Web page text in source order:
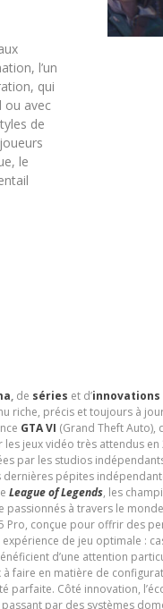
l’un
qui
ou avec
de
le
,de séries et d’innovations
riche, précis et toujours à
GTA VI (Grand Theft
jeux vidéo très attendus
par les studios
pépites
League of Legends, les
à travers le
conçue pour offrir des
de jeu optimale :
d’une attention
faire en matière de
Côté innovation,
passant par des systèmes